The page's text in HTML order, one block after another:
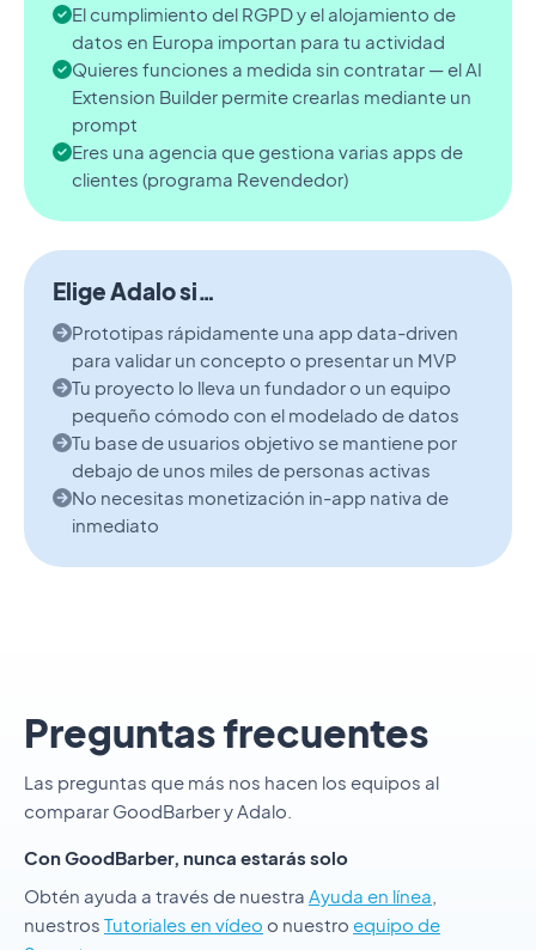
El cumplimiento del RGPD y el alojamiento de
datos en Europa importan para tu actividad
Quieres funciones a medida sin contratar — el AI
Extension Builder permite crearlas mediante un
prompt
Eres una agencia que gestiona varias apps de
clientes (programa Revendedor)
Elige Adalo si…
Prototipas rápidamente una app data-driven
para validar un concepto o presentar un MVP
Tu proyecto lo lleva un fundador o un equipo
pequeño cómodo con el modelado de datos
Tu base de usuarios objetivo se mantiene por
debajo de unos miles de personas activas
No necesitas monetización in-app nativa de
inmediato
Preguntas frecuentes
Las preguntas que más nos hacen los equipos al
comparar GoodBarber y Adalo.
Con GoodBarber, nunca estarás solo
Obtén ayuda a través de nuestra Ayuda en línea
nuestros Tutoriales en vídeo o nuestro equipo de